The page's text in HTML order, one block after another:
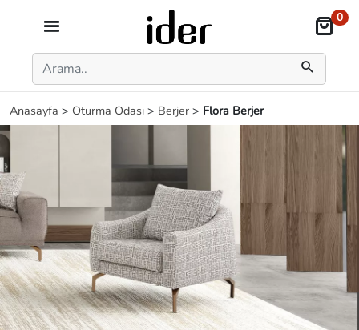
0
Anasayfa > Oturma Odası > Berjer > Flora Berjer